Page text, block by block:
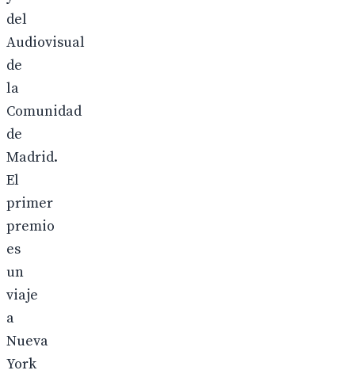
del
Audiovisual
de
la
Comunidad
de
Madrid.
El
primer
premio
es
un
viaje
a
Nueva
York